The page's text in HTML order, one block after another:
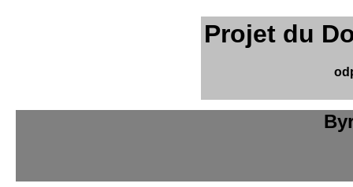
Projet du